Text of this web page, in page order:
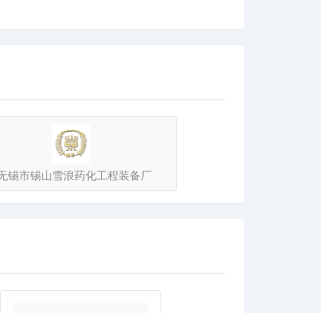
过滤器。不断被国家重点建设工程和城镇
锡市锡山雪浪药化工程装备厂